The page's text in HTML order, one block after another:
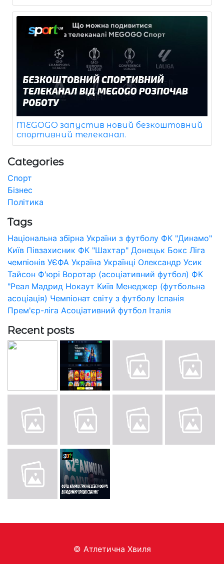
MEGOGO запустив новий безкоштовний
спортивний телеканал.
Categories
Спорт
Бізнес
Політика
Tags
Національна збірна України з футболу ФК "Динамо"
Київ Півзахисник ФК "Шахтар" Донецьк Бокс Ліга
чемпіонів УЄФА Україна Українці Олександр Усик
Тайсон Ф'юрі Воротар (асоціативний футбол) ФК
"Реал Мадрид Нокаут Київ Менеджер (футбольна
асоціація) Чемпіонат світу з футболу Іспанія
Прем'єр-ліга Асоціативний футбол Італія
Recent posts
© Aтлетична Хвиля